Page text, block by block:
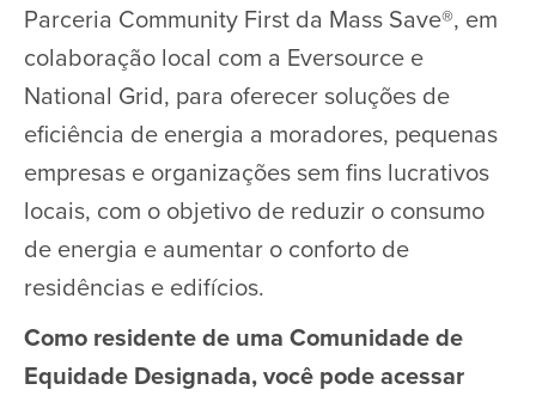
Parceria Community First da Mass Save®, em
colaboração local com a Eversource e
National Grid, para oferecer soluções de
eficiência de energia a moradores, pequenas
empresas e organizações sem fins lucrativos
locais, com o objetivo de reduzir o consumo
de energia e aumentar o conforto de
residências e edifícios.
Como residente de uma Comunidade de
Equidade Designada, você pode acessar